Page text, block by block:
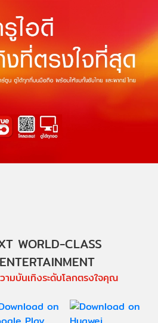
WORLD-CLASS
ามบันเทิงระดับโลกตรงใจคุณ